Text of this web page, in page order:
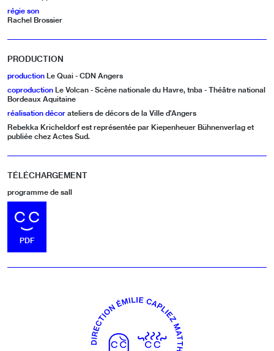
régie son
Rachel Brossier
PRODUCTION
production Le Quai - CDN Angers
coproduction Le Volcan - Scène nationale du Havre, tnba - Théâtre national
Bordeaux Aquitaine
réalisation décor ateliers de décors de la Ville d’Angers
Rebekka Kricheldorf est représentée par Kiepenheuer Bühnenverlag et
publiée chez Actes Sud.
TÉLÉCHARGEMENT
programme de sall
TÉLÉCHARGER LE FICHIER
PDF